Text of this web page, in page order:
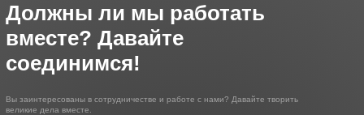
Должны ли мы работать
вместе? Давайте
соединимся!
Вы заинтересованы в сотрудничестве и работе с нами? Давайте творить
великие дела вместе.